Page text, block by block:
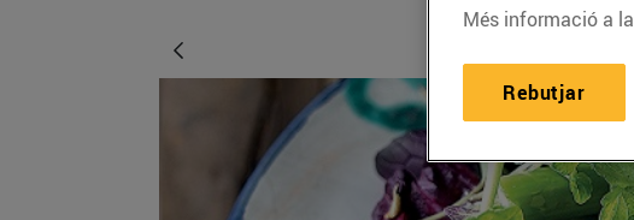
Més informació a la
Rebutjar